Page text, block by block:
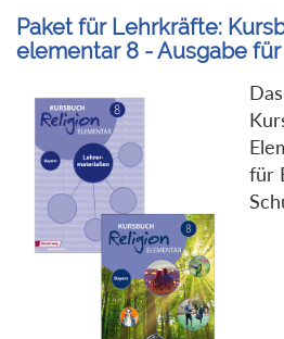
Paket für Lehrkräfte:
elementar 8 - Ausgabe
für